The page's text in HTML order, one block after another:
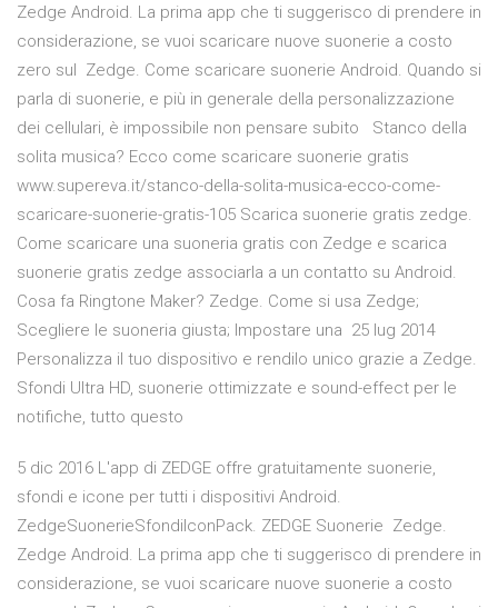
Zedge Android. La prima app che ti suggerisco di prendere in
considerazione, se vuoi scaricare nuove suonerie a costo
zero sul Zedge. Come scaricare suonerie Android. Quando si
parla di suonerie, e più in generale della personalizzazione
dei cellulari, è impossibile non pensare subito Stanco della
solita musica? Ecco come scaricare suonerie gratis
www.supereva.it/stanco-della-solita-musica-ecco-come-
scaricare-suonerie-gratis-105 Scarica suonerie gratis zedge.
Come scaricare una suoneria gratis con Zedge e scarica
suonerie gratis zedge associarla a un contatto su Android.
Cosa fa Ringtone Maker? Zedge. Come si usa Zedge;
Scegliere le suoneria giusta; Impostare una 25 lug 2014
Personalizza il tuo dispositivo e rendilo unico grazie a Zedge.
Sfondi Ultra HD, suonerie ottimizzate e sound-effect per le
notifiche, tutto questo
5 dic 2016 L'app di ZEDGE offre gratuitamente suonerie,
sfondi e icone per tutti i dispositivi Android.
ZedgeSuonerieSfondiIconPack. ZEDGE Suonerie Zedge.
Zedge Android. La prima app che ti suggerisco di prendere in
considerazione, se vuoi scaricare nuove suonerie a costo